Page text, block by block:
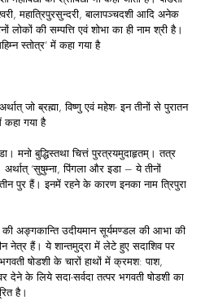
महात्रिपुरसुन्दरी, बालापञ्चदशी आदि अनेक
लोकों की सम्पत्ति एवं शोभा का ही नाम श्री है।
स्तोत्र’ में कहा गया है
अर्थात् जो ब्रह्मा, विष्णु एवं महेश- इन तीनों से पुरातन
कहा गया है
मनो बुद्धिस्तथा चित्तं पुरत्रयमुदाहृतम्। तत्र
‘सुषुम्ना, पिंगला और इडा – ये तीनों
पुर हैं। इनमें रहने के कारण इनका नाम त्रिपुरा
की अङ्गकान्ति उदीयमान सूर्यमण्डल की आभा की
नेत्र हैं। ये शान्तमुद्रा में लेटे हुए सदाशिव पर
षोडशी के चारों हाथों में क्रमश: पाश,
के लिये सदा-सर्वदा तत्पर भगवती षोडशी का
है।